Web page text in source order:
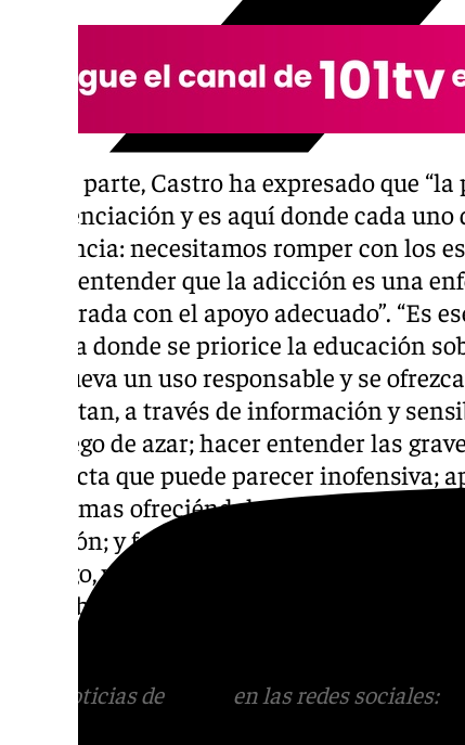
Por su parte, Castro ha expresado que
concienciación y es aquí donde cada
diferencia: necesitamos romper con los
azar y entender que la adicción es una
y superada con el apoyo adecuado”. “Es
cultura donde se priorice la educación
promueva un uso responsable y se
necesitan, a través de información y
del juego de azar; hacer entender las
conducta que puede parecer inofensiva;
problemas ofreciéndoles los recursos
adicción; y fomentar políticas que
al juego, y que promuevan campañas de
accesibles para todos”. Benalmádena se
Más noticias de en las redes sociales: